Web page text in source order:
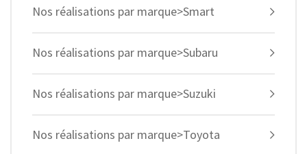
Nos réalisations par marque>Smart
Nos réalisations par marque>Subaru
Nos réalisations par marque>Suzuki
Nos réalisations par marque>Toyota